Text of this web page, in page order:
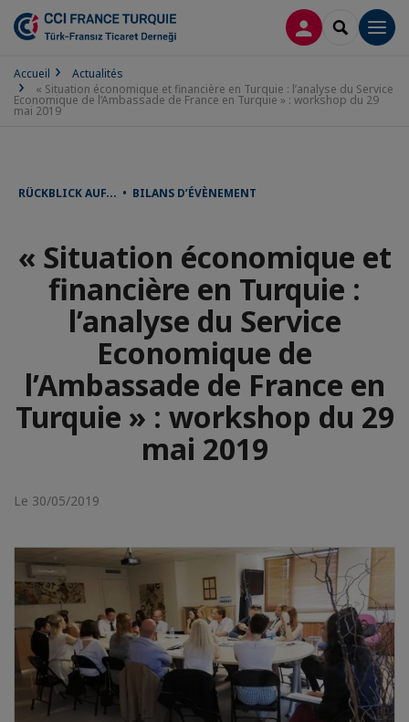
CONNEXION
Accueil
Actualités
« Situation économique et financière en Turquie : l’analyse du Service
Economique de l’Ambassade de France en Turquie » : workshop du 29
mai 2019
RÜCKBLICK AUF... • BILANS D’ÉVÈNEMENT
« Situation économique et
financière en Turquie :
l’analyse du Service
Economique de
l’Ambassade de France en
Turquie » : workshop du 29
mai 2019
Le 30/05/2019